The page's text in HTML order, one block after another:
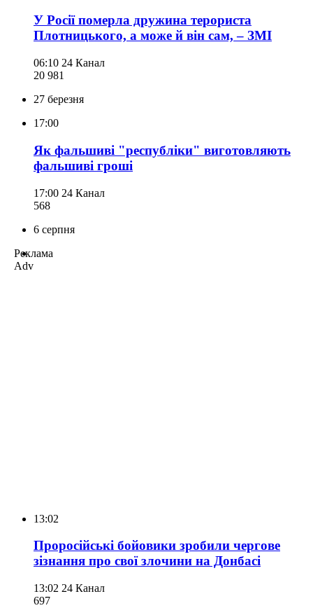
У Росії померла дружина терориста
Плотницького, а може й він сам, – ЗМІ
06:10 24 Канал
20 981
27 березня
17:00
Як фальшиві "республіки" виготовляють
фальшиві гроші
17:00 24 Канал
568
6 серпня
Реклама
Adv
13:02
Проросійські бойовики зробили чергове
зізнання про свої злочини на Донбасі
13:02 24 Канал
697